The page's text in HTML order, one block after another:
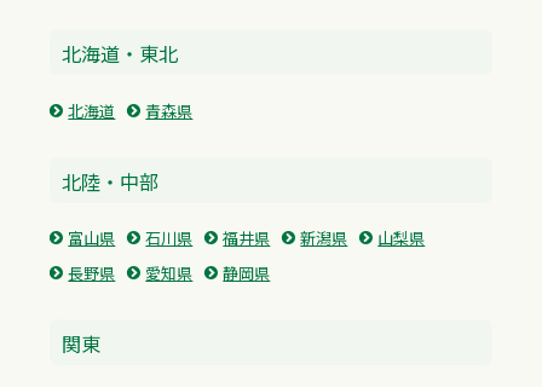
北海道・東北
北海道 青森県
北陸・中部
富山県 石川県 福井県 新潟県
山梨県
長野県
愛知県 静岡県
関東